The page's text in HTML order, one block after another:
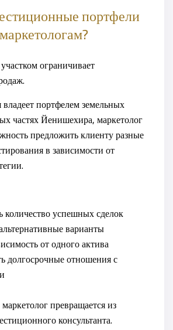
портфели
ограничивает
портфелем земельных
частях Йенишехира, маркетолог
предложить клиенту разные
в зависимости от
количество успешных сделок
варианты
от одного актива
долгосрочные отношения с
превращается из
консультанта.